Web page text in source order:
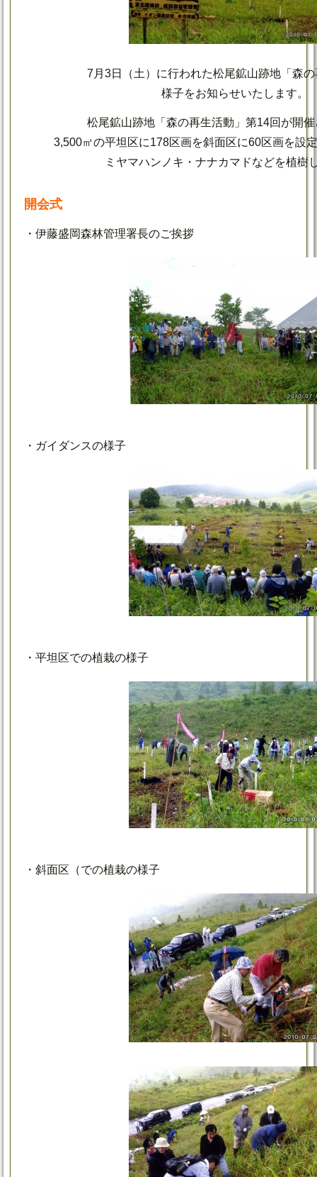
7月3日（土）に行われた松尾鉱山跡地「森
様子をお知らせいたします。
松尾鉱山跡地「森の再生活動」第14回が開
3,500㎡の平坦区に178区画を斜面区に60区画を設
ミヤマハンノキ・ナナカマドなどを植樹
開会式
・伊藤盛岡森林管理署長のご挨拶
・ガイダンスの様子
・平坦区での植栽の様子
・斜面区（での植栽の様子